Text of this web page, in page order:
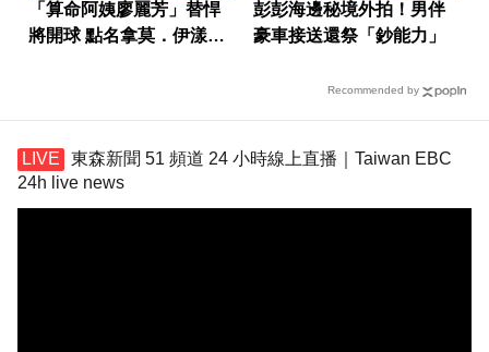
「算命阿姨廖麗芳」替悍
將開球 點名拿莫．伊漾：
彭彭海邊秘境外拍！男伴
豪車接送還祭「鈔能力」
Recommended by
東森新聞 51 頻道 24 小時線上直播｜Taiwan EBC
24h live news